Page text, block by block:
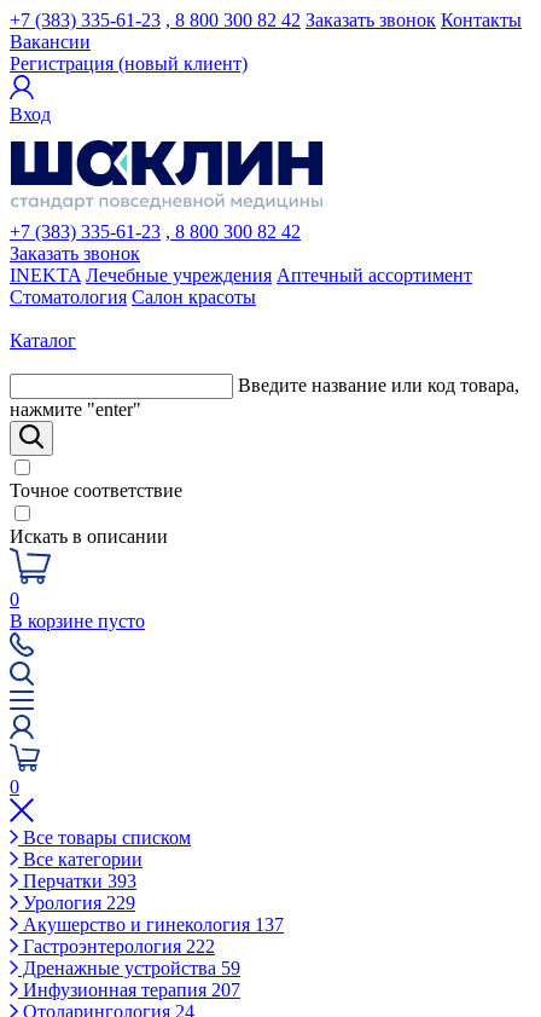
+7 (383) 335-61-23 , 8 800 300 82 42 Заказать звонок Контакты
Вакансии
Регистрация (новый клиент)
Вход
+7 (383) 335-61-23 , 8 800 300 82 42
Заказать звонок
INEKTA Лечебные учреждения Аптечный ассортимент
Стоматология Салон красоты
Каталог
Введите название или код товара,
нажмите "enter"
Точное соответствие
Искать в описании
0
В корзине пусто
0
Все товары списком
Все категории
Перчатки 393
Урология 229
Акушерство и гинекология 137
Гастроэнтерология 222
Дренажные устройства 59
Инфузионная терапия 207
Отоларингология 24